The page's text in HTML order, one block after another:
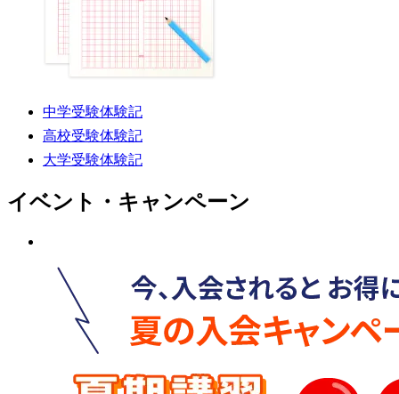
中学受験体験記
高校受験体験記
大学受験体験記
イベント・キャンペーン